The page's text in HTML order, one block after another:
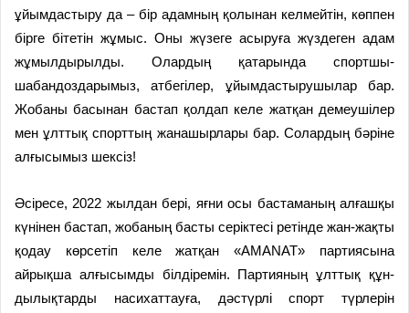
ұйым­дастыру да – бір адамның қолынан келмейтін, көппен
бірге бітетін жұмыс. Оны жүзеге асыруға жүздеген адам
жұмылдырылды. Олардың қатарында спортшы-
шабандоздарымыз, атбегілер, ұйымдастырушылар бар.
Жобаны басынан бастап қолдап келе жат­қан демеушілер
мен ұлттық спорт­тың жанашырлары бар. Солар­дың бәріне
алғысымыз шексіз!
Әсіресе, 2022 жылдан бері, яғни осы бастаманың алғашқы
күнінен бастап, жобаның басты серіктесі ретінде жан-жақты
қо­дау көрсетіп келе жатқан «AMANAT» пар­тия­сына
айрықша алғысымды білдіре­мін. Партияның ұлттық құн­
дылық­тарды насихаттауға, дәстүрлі спорт түрлерін